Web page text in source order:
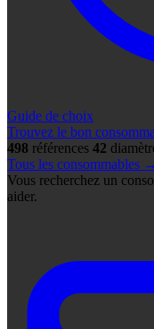
Guide de choix
Trouvez le bon
498 références 42
Tous les consommables →
Vous recherchez un
aider.